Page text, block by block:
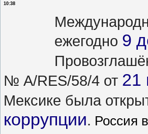
10:38
ежегодно 9
№ A/RES/58/4 от 21
Мексике была
коррупции. Россия